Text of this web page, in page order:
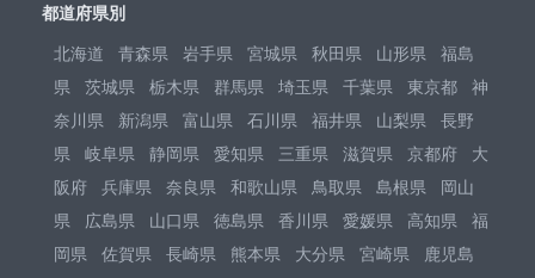
都道府県別
北海道
青森県 岩手県 宮城県 秋田県 山形県
福島
県
茨城県 栃木県 群馬県 埼玉県 千葉県 東京都
神
奈川県
新潟県 富山県 石川県 福井県 山梨県
長野
県
岐阜県 静岡県 愛知県 三重県 滋賀県 京都府
大
阪府
兵庫県 奈良県 和歌山県 鳥取県 島根県
岡山
県
広島県 山口県 徳島県 香川県 愛媛県 高知県
福
岡県
佐賀県 長崎県 熊本県 大分県 宮崎県
鹿児島